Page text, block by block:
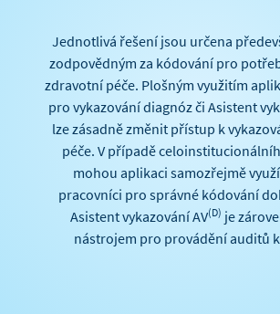
Jednotlivá řešení jsou určena
zodpovědným za kódování pro
zdravotní péče. Plošným využitím
pro vykazování diagnóz či Asistent
lze zásadně změnit přístup k
péče. V případě
mohou aplikaci samozřejmě
pracovníci pro správné kódování
Asistent vykazování AV(D) je
nástrojem pro provádění auditů